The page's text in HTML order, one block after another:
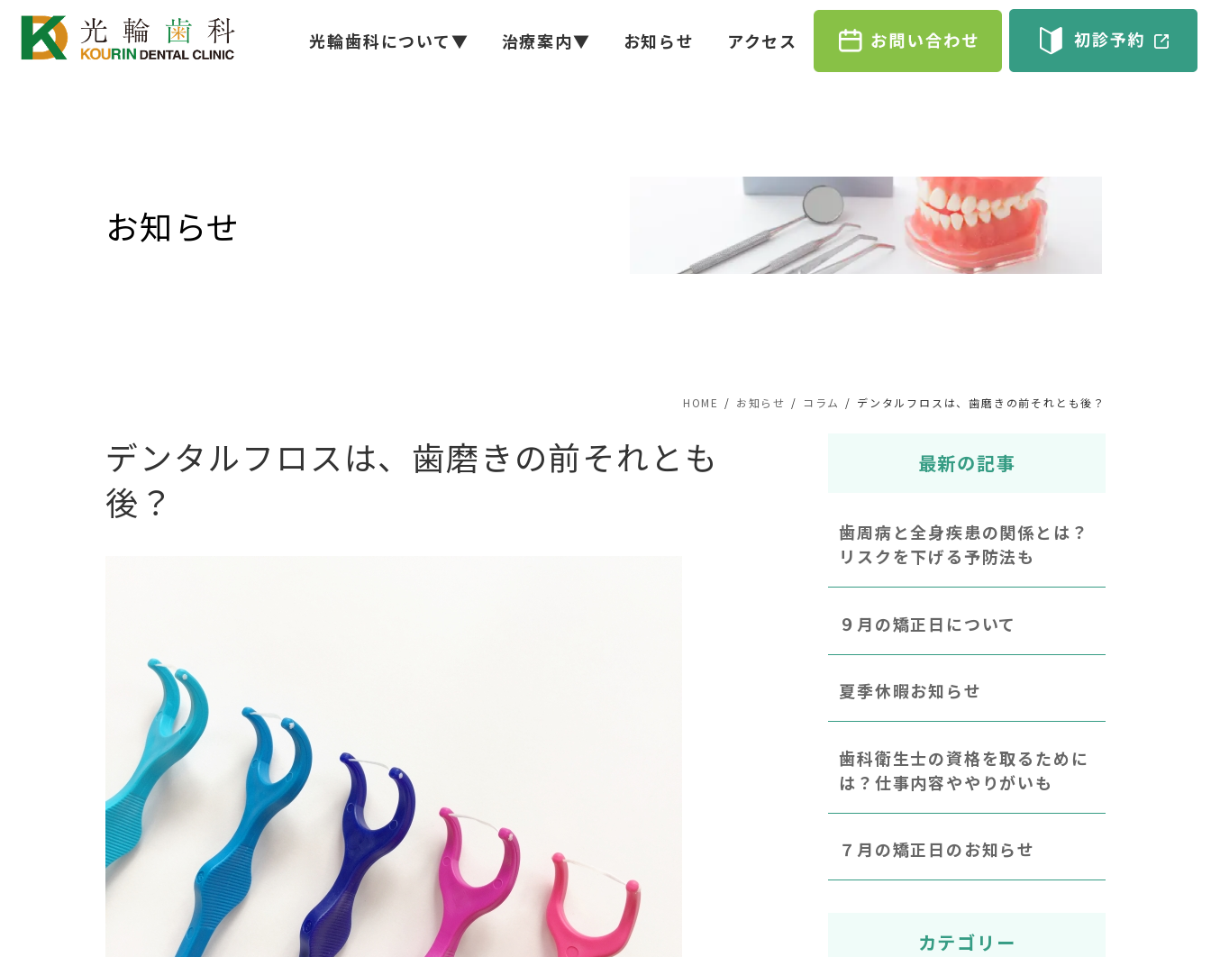
光輪歯科について▼ 治療案内▼ お知らせ アクセス
お知らせ
HOME お知らせ コラム デンタルフロスは、歯磨きの前それとも後？
デンタルフロスは、歯磨きの前それとも
後？
最新の記事
歯周病と全身疾患の関係とは？
リスクを下げる予防法も
９月の矯正日について
夏季休暇お知らせ
歯科衛生士の資格を取るために
は？仕事内容ややりがいも
７月の矯正日のお知らせ
カテゴリー